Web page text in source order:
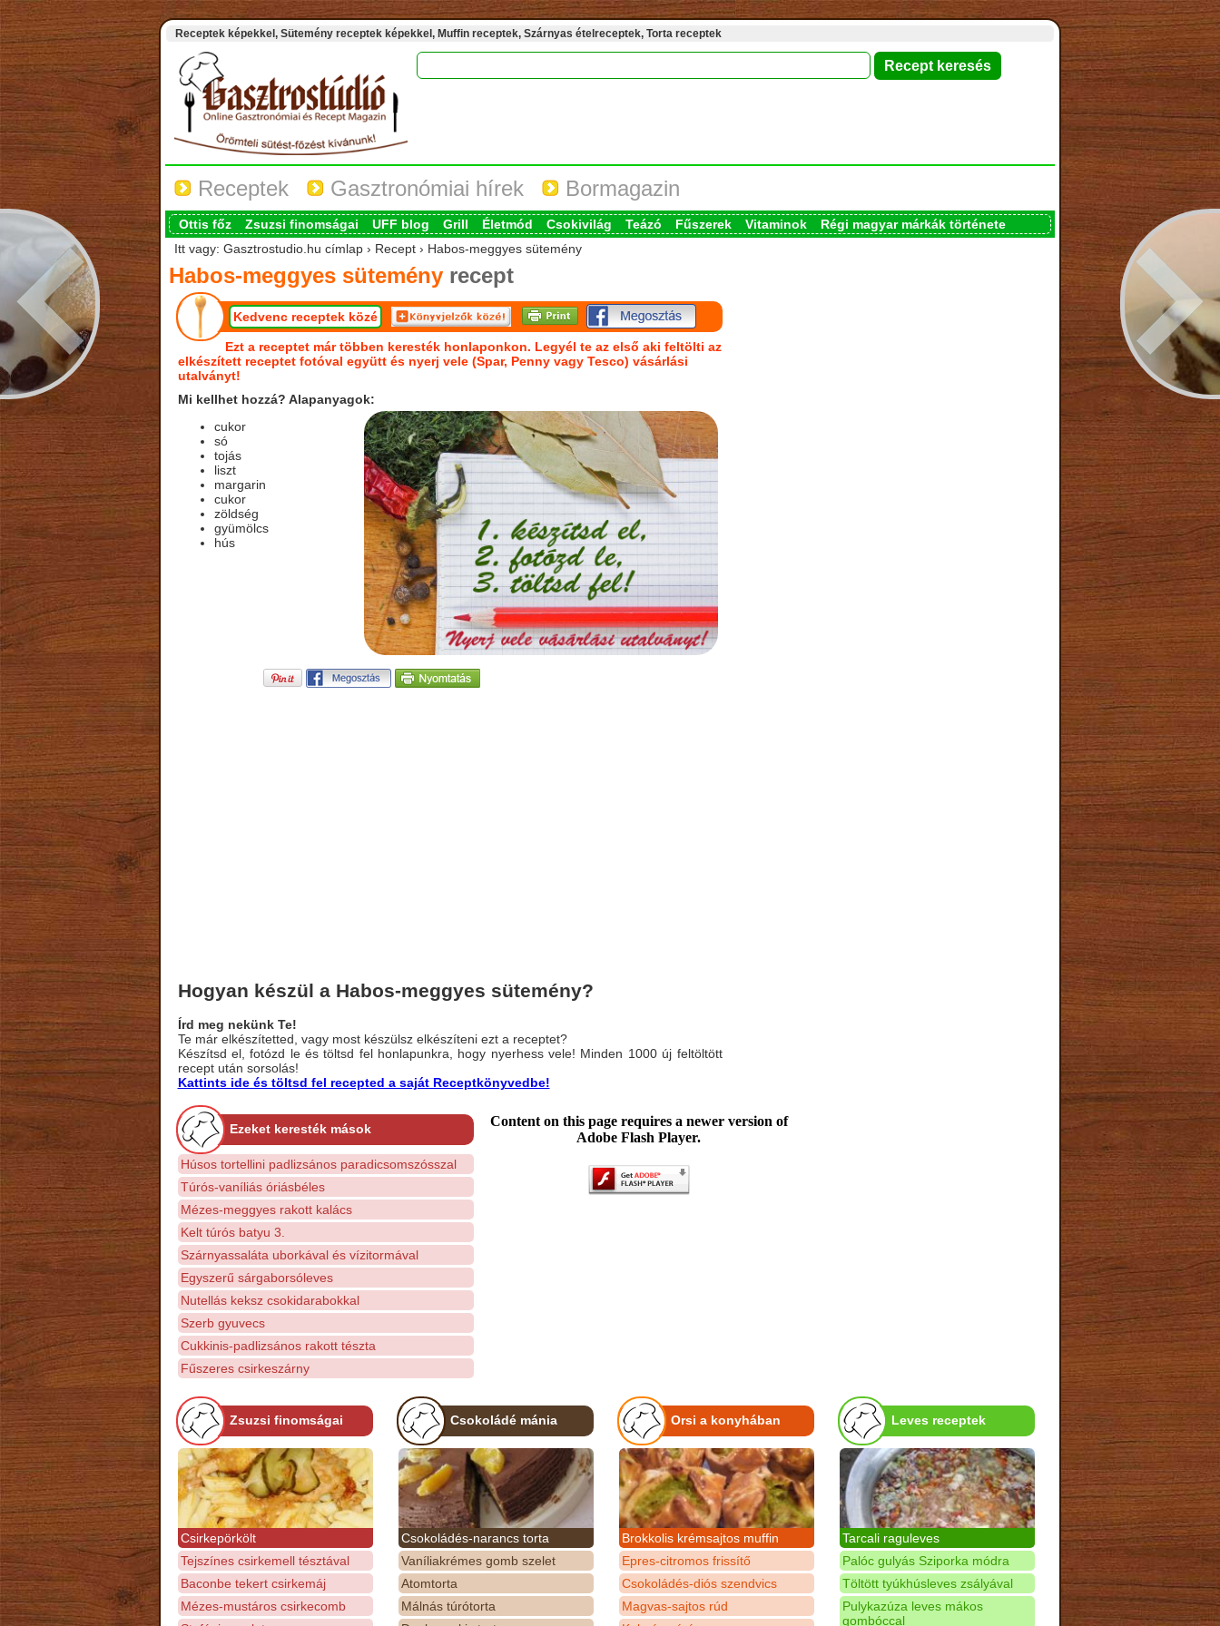
Receptek képekkel, Sütemény receptek képekkel, Muffin receptek, Szárnyas ételreceptek, Torta receptek
Receptek Gasztronómiai hírek Bormagazin
Ottis főz Zsuzsi finomságai UFF blog Grill Életmód Csokivilág Teázó Fűszerek Vitaminok
Régi magyar márkák története
Itt vagy: Gasztrostudio.hu címlap › Recept › Habos-meggyes sütemény
Habos-meggyes süteményrecept
Kedvenc receptek közé
Ezt a receptet már többen keresték honlaponkon. Legyél te az első aki feltölti az
elkészített receptet fotóval együtt és nyerj vele (Spar, Penny vagy Tesco) vásárlási
utalványt!
Mi kellhet hozzá? Alapanyagok:
cukor
só
tojás
liszt
margarin
cukor
zöldség
gyümölcs
hús
Hogyan készül a Habos-meggyes sütemény?
Írd meg nekünk Te!
Te már elkészítetted, vagy most készülsz elkészíteni ezt a receptet?
Készítsd el, fotózd le és töltsd fel honlapunkra, hogy nyerhess vele! Minden 1000 új feltöltött
recept után sorsolás!
Kattints ide és töltsd fel recepted a saját Receptkönyvedbe!
Ezeket keresték mások
Húsos tortellini padlizsános paradicsomszósszal
Túrós-vaníliás óriásbéles
Mézes-meggyes rakott kalács
Kelt túrós batyu 3.
Szárnyassaláta uborkával és vízitormával
Egyszerű sárgaborsóleves
Nutellás keksz csokidarabokkal
Szerb gyuvecs
Cukkinis-padlizsános rakott tészta
Fűszeres csirkeszárny
Content on this page requires a newer version of
Adobe Flash Player.
Zsuzsi finomságai
Csirkepörkölt
Tejszínes csirkemell tésztával
Baconbe tekert csirkemáj
Mézes-mustáros csirkecomb
Csokoládé mánia
Csokoládés-narancs torta
Vaníliakrémes gomb szelet
Atomtorta
Málnás túrótorta
Orsi a konyhában
Brokkolis krémsajtos muffin
Epres-citromos frissítő
Csokoládés-diós szendvics
Magvas-sajtos rúd
Leves receptek
Tarcali raguleves
Palóc gulyás Sziporka módra
Töltött tyúkhúsleves zsályával
Pulykazúza leves mákos
gombóccal